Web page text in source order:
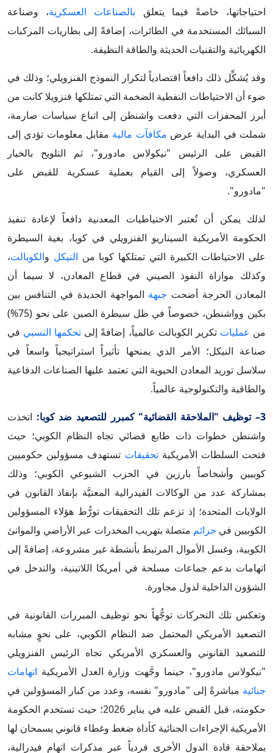
احتياجاتها، خاصةً فيما يتعلق بالصناعات العسكرية، وصناعة
السبائك المستخدمة في الطائرات، إضافةً إلى بطاريات المركبات
الكهربائية والتقنيات الحديثة والطاقة النظيفة.
وقد يُشكِّل ذلك دافعاً اقتصادياً لتكرار النموذج الفنزويلي؛ وذلك في
ضوء أن الاحتياطات النفطية الضخمة التي تمتلكها فنزويلا كانت من
أبرز المحفزات التي دفعت واشنطن إلى اتباع سياسات صارمة،
شملت في البداية عرض مكافآت مالية مقابل معلومات تؤدي إلى
القبض على الرئيس "نيكولاس مادورو"، ثم التلويح بالخيار
العسكري، وصولاً إلى القيام بعملية عسكرية للقبض على
"مادورو".
لذلك يمكن أن تُعتبر الاحتياطيات المعدنية دافعاً لإعادة تنفيذ
الحكومة الأمريكية السيناريو الفنزويلي في كوبا، بغية السيطرة
على الاحتياطات الكبيرة التي تمتلكها كوبا من النيكل والكوبالت،
وكذلك موازاة النفوذ الصيني في قطاع المعادن، لا سيما أن
المعادن الحرجة أضحت جبهة المواجهة الجديدة في التنافس بين
بكين وواشنطن، خصوصاً في ظل سيطرة الصين على نحو (75%)
من عمليات تكرير الكوبالت عالمياً، إضافةً إلى تحكمها النسبي في
صناعة النيكل؛ الأمر الذي يمنحها تأثيراً استراتيجياً واسعاً في
سلاسل توريد المعادن الحيوية التي تعتمد عليها الصناعات الدفاعية
والطاقية والتكنولوجية عالمياً.
3– توظيف "الملاحقة القضائية" كمبرر للتصعيد ضد كوبا:
اتخذت
واشنطن خطوات ذات طابع قضائي تجاه النظام الكوبي؛ حيث
فتحت السلطات الأمريكيةتحقيقات تستهدف مسؤولين حكوميين
كوبيين وأشخاصاً بارزين في الحزب الشيوعي الكوبي؛ وذلك
بمشاركة عدد من الوكالات الفيدرالية المعنيَّة بإنفاذ القانون في
الولايات المتحدة؛ إذ تزعم تلك التحقيقات تورُّط هؤلاء المسؤولين
الكوبيين في جرائم متصلة بتهريب المخدرات عبر الأراضي والموانئ
الكوبية، وغسل الأموال المرتبط بأنشطة غير مشروعة، إضافةً إلى
اتهامات بدعم جماعات مسلحة في أمريكا اللاتينية، والتدخل في
الشؤون الداخلية لدول مجاورة.
وتعكس تلك التحركات توجُّهاً نحو توظيف المبررات القانونية في
التصعيد الأمريكي المحتمل ضد النظام الكوبي، على نحوٍ مشابه
للتصعيد القانوني والعسكري الأمريكي تجاه الرئيس الفنزويلي
"نيكولاس مادورو"، حينما وجَّهت وزارة العدل الأمريكية اتهامات
جنائية مباشرةً إلى "مادورو" نفسه، وعدد من كبار المسؤولين في
حكومته، قبل القبض عليه في يناير 2026؛ حيث تستخدم الحكومة
الأمريكية الإجراءات الجنائية كأداة ضغط وغطاء قانوني يسمحان لها
بملاحقة قادة الدول الأخرى فردياً عبر مذكرات اتهام فيدرالية،